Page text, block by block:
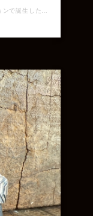
Que Craveと当店のコラボレーションで誕生した太陽と月をモチーフとした神秘的なデザイン。 多くの文化で相反した存在（陰と陽）として語られている太陽と月。 相反した存在で語られているが太陽の光がなければ月は輝かない。表裏一体であり二人三脚。 日が満ちている時も月が満ちている時もあなたを照らしてくれる相棒になる一品。 こちらは太陽と満月のモチーフ。 キュービックジルコニアが装飾されたモデルもございます。 素材：silver925 縦幅：約31.8mm (バチカン込み) 横幅：約21.0mm ※画像と実物で色具合が異なって見える場合がございますがご了承ください。 ※ 店頭展示品のため販売済みの場合は再入荷まで2〜3週間程お待ち頂きます。 ※ラッピングをご希望の方はラッピング欄からBOXをお選びください。 GFOP-002